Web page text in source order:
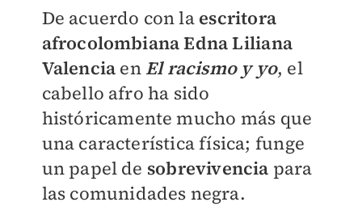
De acuerdo con la escritora
afrocolombiana Edna Liliana
Valencia en El racismo y yo, el
cabello afro ha sido
históricamente mucho más que
una característica física; funge
un papel de sobrevivencia para
las comunidades negra.